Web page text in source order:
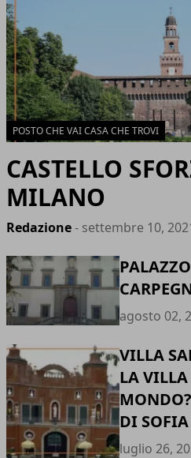
POSTO CHE VAI CASA CHE TROVI
CASTELLO
MILANO
Redazione- settembre 10,
agosto 02,
VILLA
LA
DI
luglio 26,